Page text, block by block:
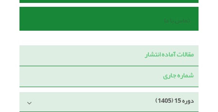
تماس با ما
مقالات آماده انتشار
شماره جاری
دوره 15 (1405)